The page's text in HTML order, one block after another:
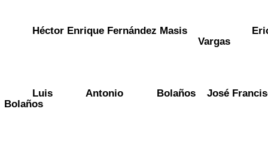
Héctor Enrique Fernández Masis
Erick
Vargas
Luis Antonio Bolaños
Bolaños
José